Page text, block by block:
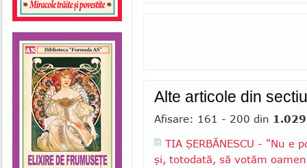
Alte articole din
Afisare: 161 - 200 din 1.029
TIA ŞERBĂNESCU - "Nu e
şi, totodată, să votăm